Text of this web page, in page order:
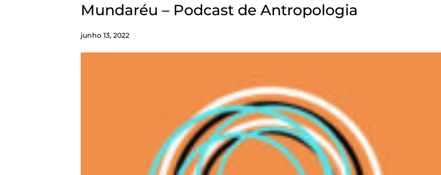
Mundaréu – Podcast de Antropologia
junho 13, 2022